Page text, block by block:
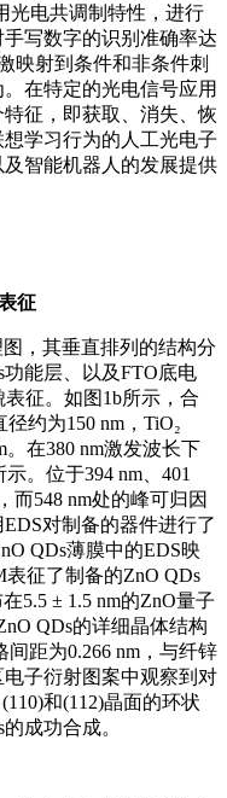
光电共调制特性，进行
写数字的识别准确率达
映射到条件和非条件刺
在特定的光电信号应用
征，即获取、消失、恢
学习行为的人工光电子
智能机器人的发展提供
征
，其垂直排列的结构分
功能层、以及FTO底电
征。如图1b所示，合
约为150 nm，TiO₂
在380 nm激发波长下
。位于394 nm、401
而548 nm处的峰可归因
对制备的器件进行了
QDs薄膜中的EDS映
征了制备的ZnO QDs
5.5 ± 1.5 nm的ZnO量子
QDs的详细晶体结构
距为0.266 nm，与纤锌
子衍射图案中观察到对
和(112)晶面的环状
成功合成。